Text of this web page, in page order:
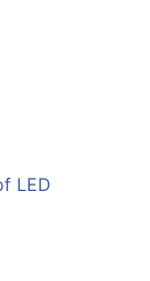
LED